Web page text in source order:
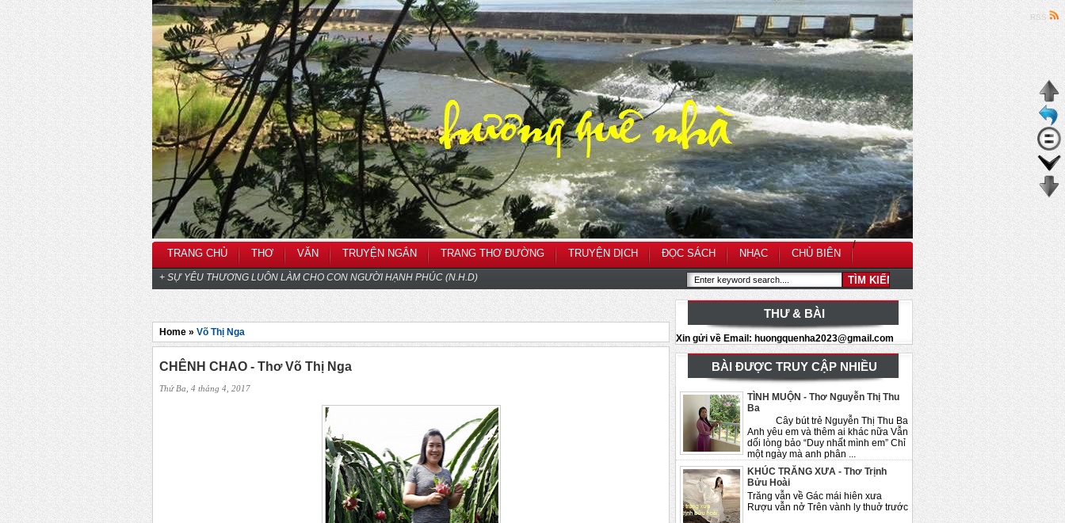
TRANG CHỦ THƠ VĂN TRUYỆN NGẮN TRANG THƠ ĐƯỜNG TRUYỆN DỊCH
/
ĐỌC SÁCH NHẠC CHỦ BIÊN
+ SỰ YÊU THƯƠNG LUÔN LÀM CHO CON NGƯỜI HẠNH PHÚC (N.H.D)
RSS
THƯ & BÀI
Xin gửi về Email: huongquenha2023@gmail.com
BÀI ĐƯỢC TRUY CẬP NHIỀU
TÌNH MUỘN - Thơ Nguyễn Thị Thu
Ba
Cây bút trẻ Nguyễn Thị Thu Ba
Anh yêu em và thêm ai khác nữa Vẫn
dối lòng bảo “Duy nhất mình em” Chỉ
một ngày mà anh phân ...
KHÚC TRĂNG XƯA - Thơ Trịnh
Bửu Hoài
Trăng vẫn về Gác mái hiên xưa
Rượu vẫn nở Trên vành ly thuở trước
Home » Võ Thị Nga
CHÊNH CHAO - Thơ Võ Thị Nga
Thứ Ba, 4 tháng 4, 2017